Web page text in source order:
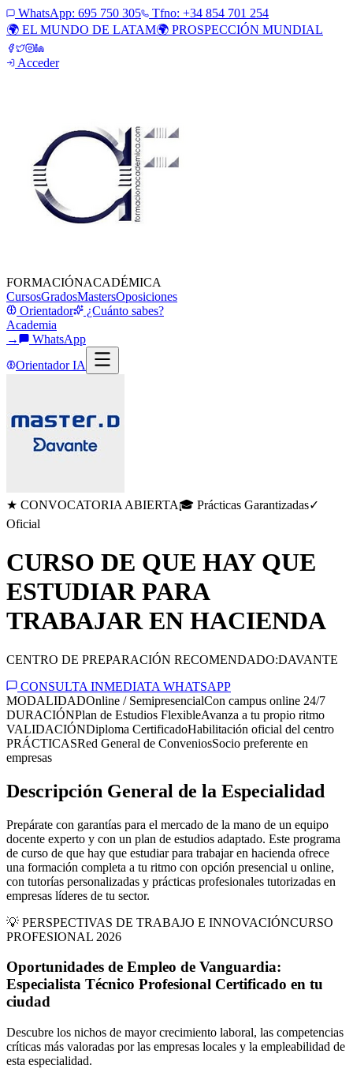
WhatsApp: 695 750 305
Tfno: +34 854 701 254
🌍 EL MUNDO DE LATAM🌍 PROSPECCIÓN MUNDIAL
Acceder
FORMACIÓNACADÉMICA
CursosGradosMastersOposiciones
Orientador
¿Cuánto sabes?
Academia
→
WhatsApp
Orientador IA
★ CONVOCATORIA ABIERTA🎓 Prácticas Garantizadas✓
Oficial
CURSO DE QUE HAY QUE
ESTUDIAR PARA
TRABAJAR EN HACIENDA
CENTRO DE PREPARACIÓN RECOMENDADO:DAVANTE
CONSULTA INMEDIATA WHATSAPP
MODALIDADOnline / SemipresencialCon campus online 24/7
DURACIÓNPlan de Estudios FlexibleAvanza a tu propio ritmo
VALIDACIÓNDiploma CertificadoHabilitación oficial del centro
PRÁCTICASRed General de ConveniosSocio preferente en
empresas
Descripción General de la Especialidad
Prepárate con garantías para el mercado de la mano de un equipo
docente experto y con un plan de estudios adaptado. Este programa
de curso de que hay que estudiar para trabajar en hacienda ofrece
una formación completa a tu ritmo con opción presencial u online,
con tutorías personalizadas y prácticas profesionales tutorizadas en
empresas líderes de tu sector.
💡 PERSPECTIVAS DE TRABAJO E INNOVACIÓNCURSO
PROFESIONAL 2026
Oportunidades de Empleo de Vanguardia:
Especialista Técnico Profesional Certificado en tu
ciudad
Descubre los nichos de mayor crecimiento laboral, las competencias
críticas más valoradas por las empresas locales y la empleabilidad de
esta especialidad.